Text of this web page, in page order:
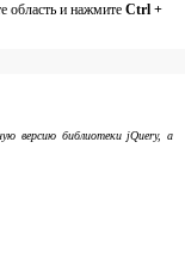
область и нажмите Ctrl +
версию библиотеки jQuery, а